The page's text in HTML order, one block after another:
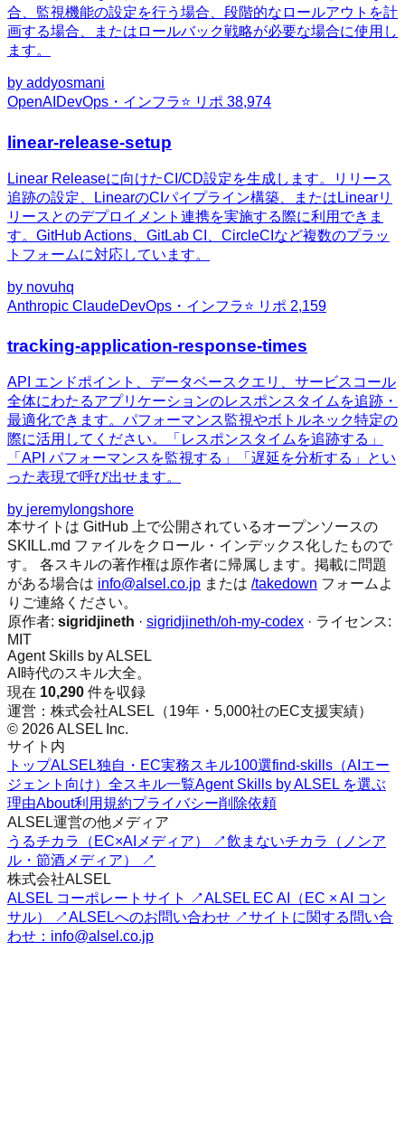
合、監視機能の設定を行う場合、段階的なロールアウトを計
画する場合、またはロールバック戦略が必要な場合に使用し
ます。
by addyosmani
OpenAI DevOps・インフラ⭐ リポ 38,974
linear-release-setup
Linear Releaseに向けたCI/CD設定を生成します。リリース
追跡の設定、LinearのCIパイプライン構築、またはLinearリ
リースとのデプロイメント連携を実施する際に利用できま
す。GitHub Actions、GitLab CI、CircleCIなど複数のプラッ
トフォームに対応しています。
by novuhq
Anthropic ClaudeDevOps・インフラ⭐ リポ 2,159
tracking-application-response-times
API エンドポイント、データベースクエリ、サービスコール
全体にわたるアプリケーションのレスポンスタイムを追跡・
最適化できます。パフォーマンス監視やボトルネック特定の
際に活用してください。「レスポンスタイムを追跡する」
「API パフォーマンスを監視する」「遅延を分析する」とい
った表現で呼び出せます。
by jeremylongshore
本サイトは GitHub 上で公開されているオープンソースの
SKILL.md ファイルをクロール・インデックス化したもので
す。 各スキルの著作権は原作者に帰属します。掲載に問題
がある場合は info@alsel.co.jp または /takedown フォームよ
りご連絡ください。
原作者: sigridjineth · sigridjineth/oh-my-codex · ライセンス:
MIT
Agent Skills by ALSEL
AI時代のスキル大全。
現在 10,290 件を収録
運営：株式会社ALSEL（19年・5,000社のEC支援実績）
© 2026 ALSEL Inc.
サイト内
トップALSEL独自・EC実務スキル100選find-skills（AIエー
ジェント向け） 全スキル一覧Agent Skills by ALSEL を選ぶ
理由About利用規約プライバシー削除依頼
ALSEL運営の他メディア
うるチカラ（EC×AIメディア） ↗飲まないチカラ（ノンア
ル・節酒メディア） ↗
株式会社ALSEL
ALSEL コーポレートサイト ↗ALSEL EC AI（EC × AI コン
サル） ↗ALSELへのお問い合わせ ↗サイトに関する問い合
わせ：info@alsel.co.jp